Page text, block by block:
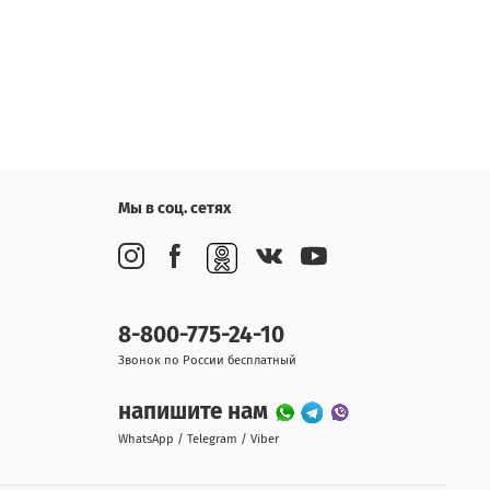
Мы в соц. сетях
8-800-775-24-10
Звонок по России бесплатный
напишите нам
WhatsApp / Telegram / Viber